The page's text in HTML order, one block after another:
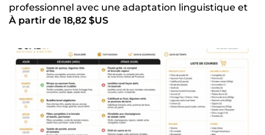
professionnel avec une adaptation linguistique et
culturelle
À partir de 18,82 $US